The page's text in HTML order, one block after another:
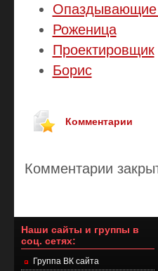
Опаздывающие
Роженица
Проектировщик
Борис
Комментарии
Комментарии
Наши сайты и группы в
соц. сетях:
Группа ВК сайта